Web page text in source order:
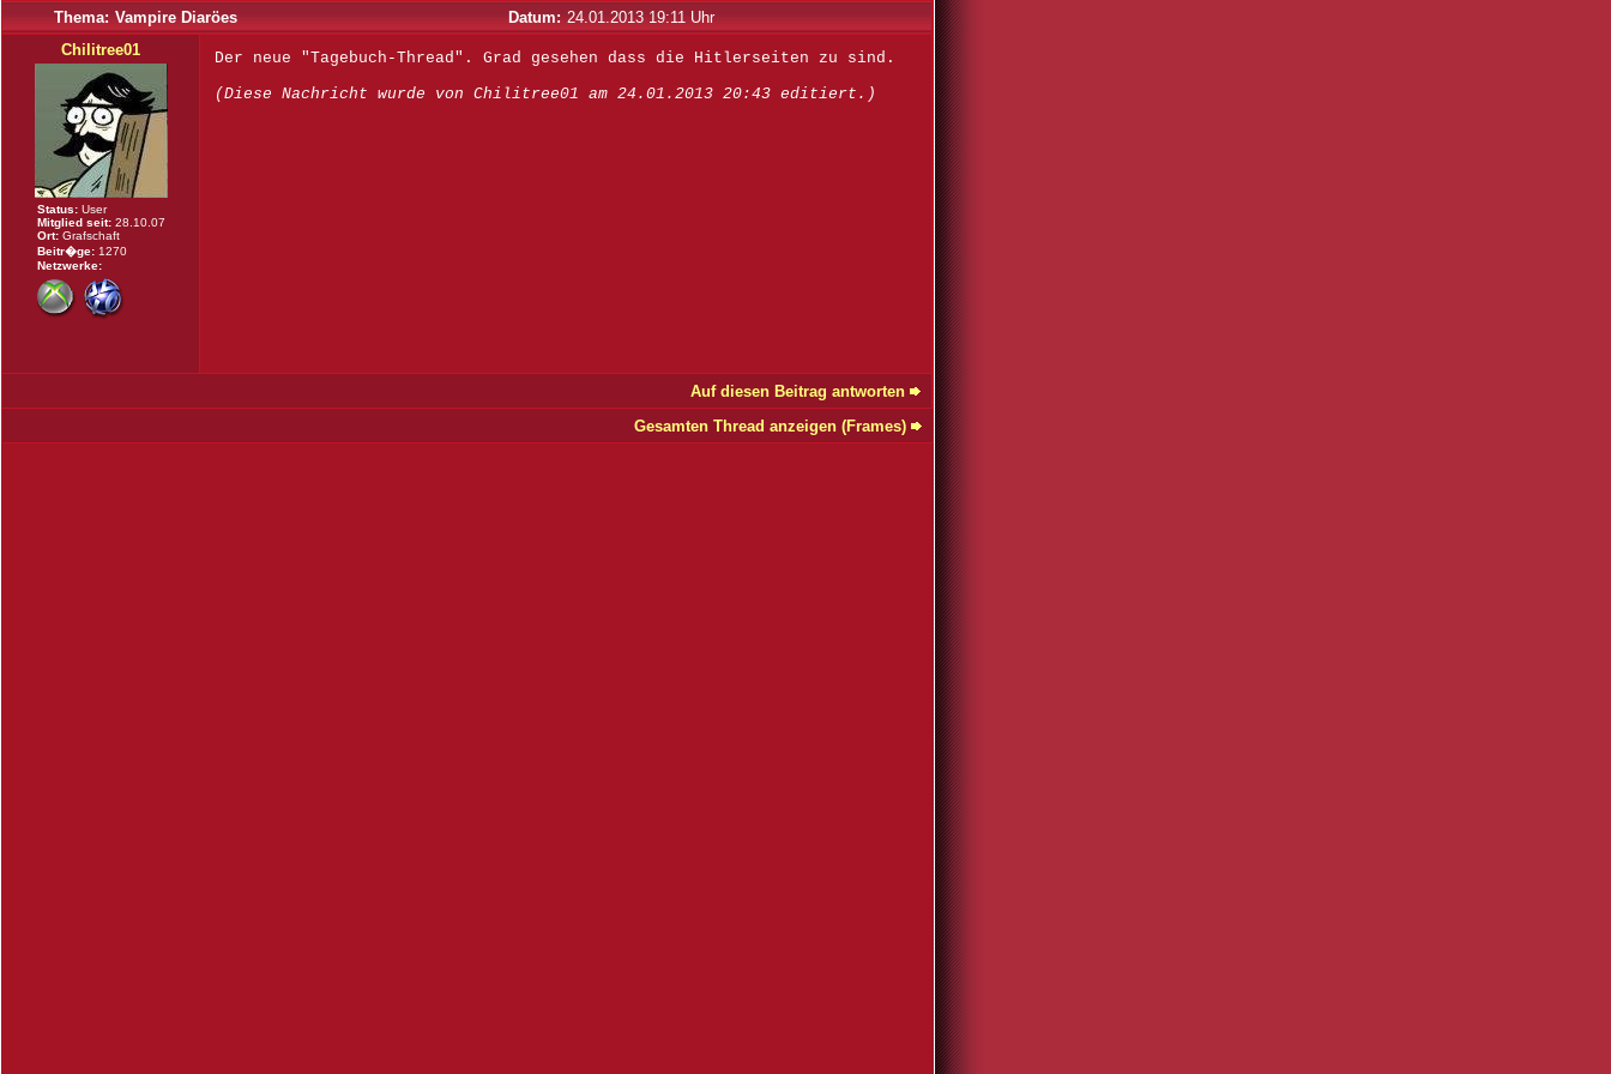
Thema: Vampire Diaröes Datum: 24.01.2013 19:11 Uhr
Chilitree01
Status: User
Mitglied seit: 28.10.07
Ort: Grafschaft
Beitr�ge: 1270
Netzwerke:
Der neue "Tagebuch-Thread". Grad gesehen dass die Hitlerseiten zu sind.
(Diese Nachricht wurde von Chilitree01 am 24.01.2013 20:43 editiert.)
Auf diesen Beitrag antworten
Gesamten Thread anzeigen (Frames)